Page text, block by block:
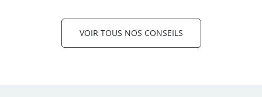
VOIR TOUS NOS CONSEILS